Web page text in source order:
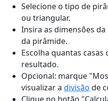
Selecione o tipo de
ou triangular.
Insira as dimensões
da pirâmide.
Escolha quantas casas
resultado.
Opcional: marque
visualizar a divisão de